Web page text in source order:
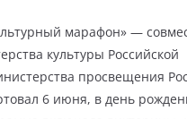
марафон» —
культуры Российской
просвещения
6 июня, в день